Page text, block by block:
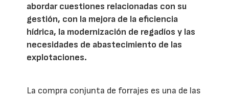
abordar cuestiones relacionadas con su
gestión, con la mejora de la eficiencia
hídrica, la modernización de regadíos y las
necesidades de abastecimiento de las
explotaciones.
La compra conjunta de forrajes es una de las